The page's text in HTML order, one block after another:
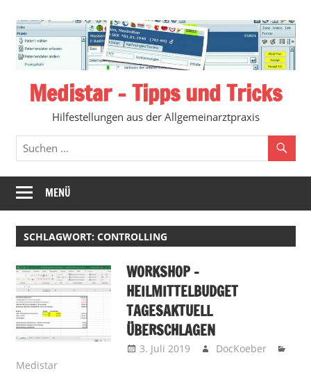
Inhalt
springen
Medistar – Tipps und Tricks
Hilfestellungen aus der Allgemeinarztpraxis
MENÜ
SCHLAGWORT: CONTROLLING
WORKSHOP –
HEILMITTELBUDGET
TAGESAKTUELL
ÜBERSCHLAGEN
3. Juli 2019
DocKoeber
Medistar